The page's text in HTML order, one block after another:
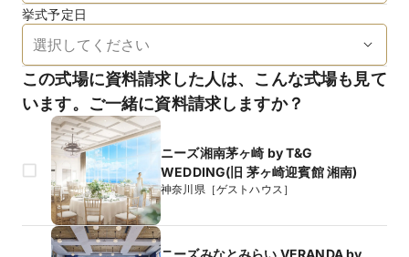
挙式予定日
この式場に資料請求した人は、こんな式場も見て
います。ご一緒に資料請求しますか？
ニーズ湘南茅ヶ崎 by T&G
WEDDING(旧 茅ヶ崎迎賓館 湘南)
神奈川県［ゲストハウス］
ニーズみなとみらい VERANDA by